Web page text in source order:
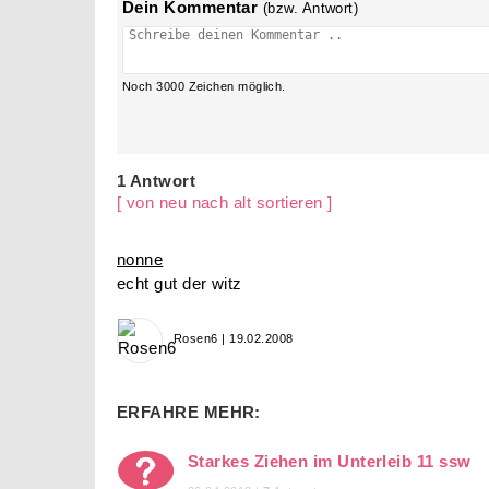
Dein Kommentar (bzw. Antwort)
Noch3000 Zeichen möglich.
1 Antwort
[ von neu nach alt sortieren ]
nonne
echt gut der witz
Rosen6 | 19.02.2008
ERFAHRE MEHR:
Starkes Ziehen im Unterleib 11 ssw